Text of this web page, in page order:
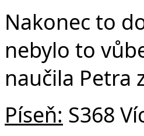
Nakonec to
nebylo to
naučila Petra
Píseň: S368